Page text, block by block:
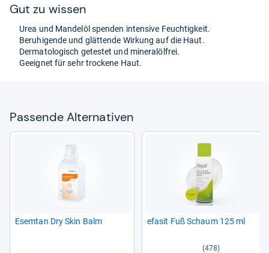
Gut zu wis­sen
Urea und Man­delöl spen­den inten­sive Feuch­tig­keit.
Beru­hi­gende und glät­tende Wir­kung auf die Haut.
Der­ma­to­lo­gisch getes­tet und mine­ral­öl­frei.
Geeig­net für sehr tro­ckene Haut.
Pas­sende Alter­na­ti­ven
Esem­tan Dry Skin Balm efa­sit Fuß Schaum 125 ml
(478)